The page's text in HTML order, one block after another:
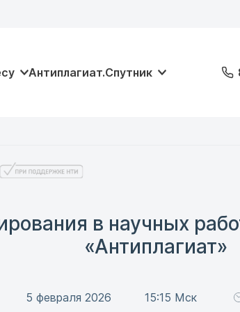
Антиплагиат.Спутник
в научных
«Антиплагиат»
5 февраля 2026 15:15 Мск